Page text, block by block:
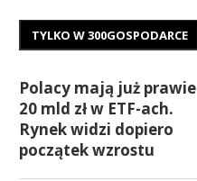
TYLKO W 300GOSPODARCE
Polacy mają już prawie
20 mld zł w ETF-ach.
Rynek widzi dopiero
początek wzrostu